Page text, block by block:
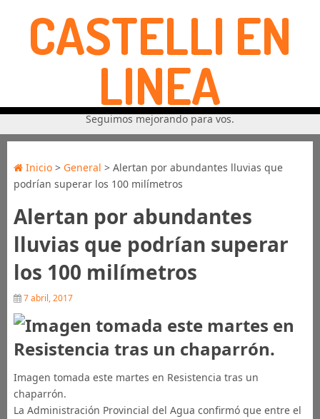
CASTELLI EN
LINEA
Seguimos mejorando para vos.
Inicio> General > Alertan por abundantes lluvias que
podrían superar los 100 milímetros
Alertan por abundantes
lluvias que podrían superar
los 100 milímetros
7 abril, 2017
Imagen tomada este martes en Resistencia tras un
chaparrón.
La Administración Provincial del Agua confirmó que entre el